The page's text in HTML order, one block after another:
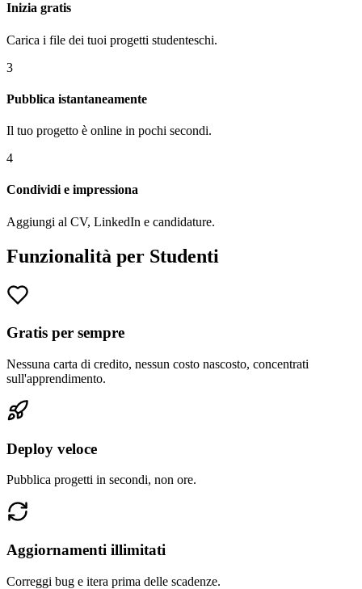
Inizia gratis
Carica i file dei tuoi progetti studenteschi.
3
Pubblica istantaneamente
Il tuo progetto è online in pochi secondi.
4
Condividi e impressiona
Aggiungi al CV, LinkedIn e candidature.
Funzionalità per Studenti
Gratis per sempre
Nessuna carta di credito, nessun costo nascosto, concentrati
sull'apprendimento.
Deploy veloce
Pubblica progetti in secondi, non ore.
Aggiornamenti illimitati
Correggi bug e itera prima delle scadenze.